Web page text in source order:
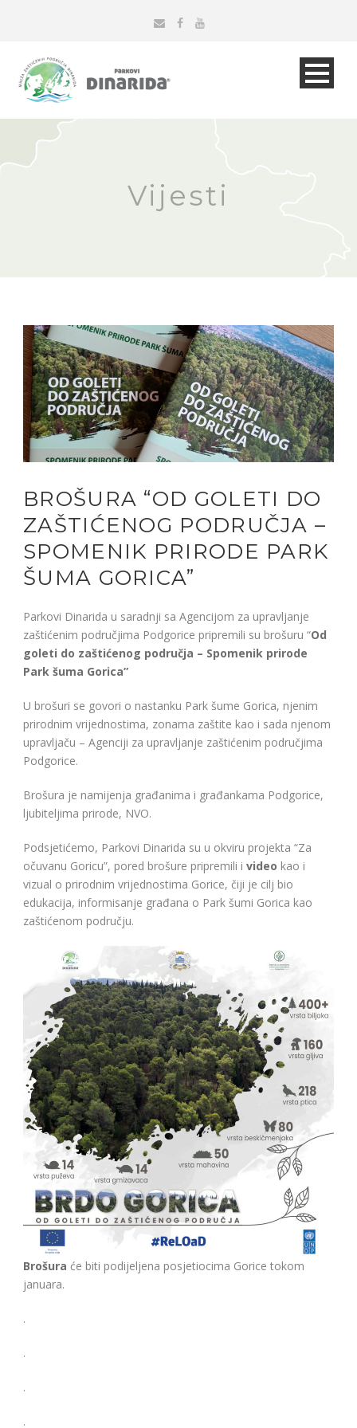
Vijesti
BROŠURA “OD GOLETI DO
ZAŠTIĆENOG PODRUČJA –
SPOMENIK PRIRODE PARK
ŠUMA GORICA”
Parkovi Dinarida u saradnji sa Agencijom za upravljanje
zaštićenim područjima Podgorice pripremili su brošuru “Od
goleti do zaštićenog područja – Spomenik prirode
Park šuma Gorica”
U brošuri se govori o nastanku Park šume Gorica, njenim
prirodnim vrijednostima, zonama zaštite kao i sada njenom
upravljaču – Agenciji za upravljanje zaštićenim područjima
Podgorice.
Brošura je namijenja građanima i građankama Podgorice,
ljubiteljima prirode, NVO.
Podsjetićemo, Parkovi Dinarida su u okviru projekta “Za
očuvanu Goricu”, pored brošure pripremili i video kao i
vizual o prirodnim vrijednostima Gorice, čiji je cilj bio
edukacija, informisanje građana o Park šumi Gorica kao
zaštićenom području.
Brošura će biti podijeljena posjetiocima Gorice tokom
januara.
.
.
.
.